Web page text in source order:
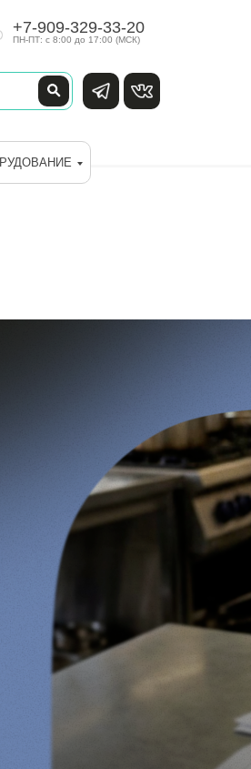
+7-909-329-33-20
ПН-ПТ: с 8:00 до 17:00 (МСК)
+7-909-329-33-20
ПН-ПТ: с 8:00 до 17:00 (МСК)